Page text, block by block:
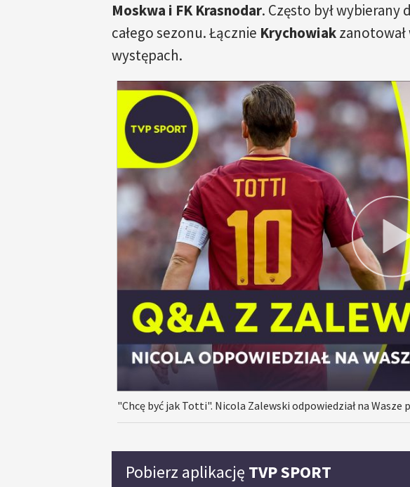
Moskwa i FK Krasnodar. Często był
całego sezonu. Łącznie Krychowiakzanotował
występach.
"Chcę być jak Totti". Nicola Zalewski odpowiedział na Wasze
Pobierz aplikację TVP SPORT